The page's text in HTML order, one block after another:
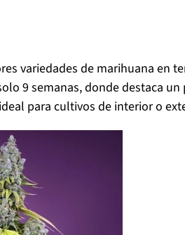
variedades de marihuana en
9 semanas, donde destaca
para cultivos de interior o